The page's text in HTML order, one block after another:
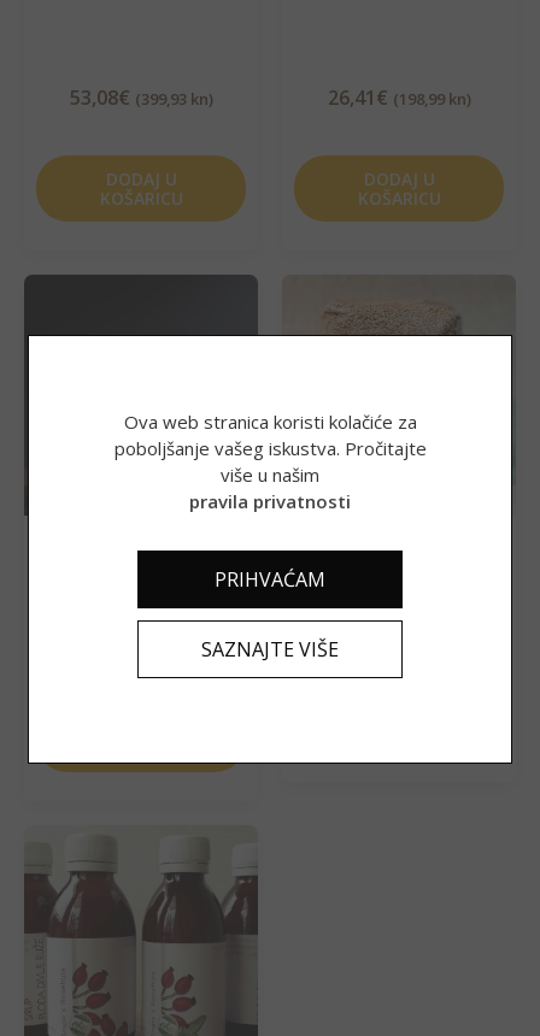
53,08€ (399,93 kn)
DODAJ U
KOŠARICU
26,41€ (198,99 kn)
DODAJ U
KOŠARICU
(198,99 kn) 2,39
Ova web stranica koristi kolačiće za
poboljšanje vašeg iskustva. Pročitajte
više u našim
pravila privatnosti
PRIHVAĆAM
SAZNAJTE VIŠE